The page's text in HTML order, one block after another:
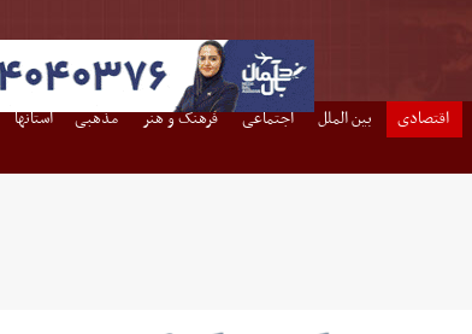
اقتصادی بین الملل اجتماعی فرهنگ و هنر مذهبی استانها